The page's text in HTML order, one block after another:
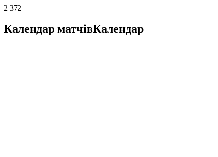
2 372
Календар матчівКалендар